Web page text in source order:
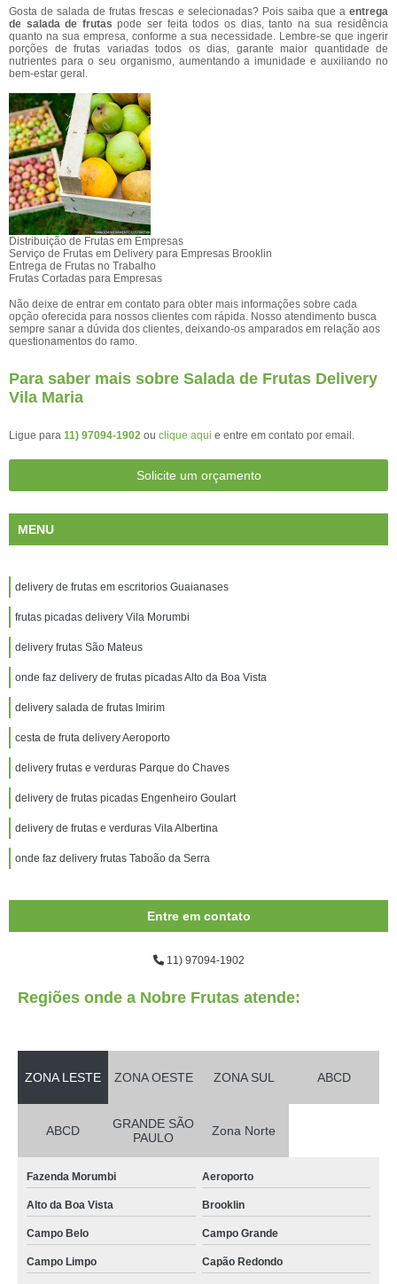
Gosta de salada de frutas frescas e selecionadas? Pois saiba que a entrega
de salada de frutas pode ser feita todos os dias, tanto na sua residência
quanto na sua empresa, conforme a sua necessidade. Lembre-se que ingerir
porções de frutas variadas todos os dias, garante maior quantidade de
nutrientes para o seu organismo, aumentando a imunidade e auxiliando no
bem-estar geral.
Distribuição de Frutas em Empresas
Serviço de Frutas em Delivery para Empresas Brooklin
Entrega de Frutas no Trabalho
Frutas Cortadas para Empresas
Não deixe de entrar em contato para obter mais informações sobre cada
opção oferecida para nossos clientes com rápida. Nosso atendimento busca
sempre sanar a dúvida dos clientes, deixando-os amparados em relação aos
questionamentos do ramo.
Para saber mais sobre Salada de Frutas Delivery
Vila Maria
Ligue para 11) 97094-1902 ou clique aqui e entre em contato por email.
Solicite um orçamento
MENU
delivery de frutas em escritorios Guaianases
frutas picadas delivery Vila Morumbi
delivery frutas São Mateus
onde faz delivery de frutas picadas Alto da Boa Vista
delivery salada de frutas Imirim
cesta de fruta delivery Aeroporto
delivery frutas e verduras Parque do Chaves
delivery de frutas picadas Engenheiro Goulart
delivery de frutas e verduras Vila Albertina
onde faz delivery frutas Taboão da Serra
Entre em contato
11) 97094-1902
Regiões onde a Nobre Frutas atende:
ZONA LESTE ZONA OESTE ZONA SUL ABCD
ABCD
GRANDE SÃO
PAULO
Zona Norte
Fazenda Morumbi Aeroporto
Alto da Boa Vista Brooklin
Campo Belo Campo Grande
Campo Limpo Capão Redondo